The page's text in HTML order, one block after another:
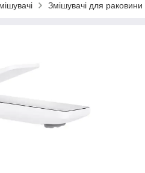
Змішувачі для раковини